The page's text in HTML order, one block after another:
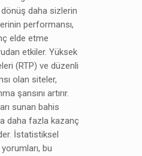
daha sizlerin
performansı,
elde etme
etkiler. Yüksek
(RTP) ve düzenli
olan siteler,
şansını artırır.
sunan bahis
daha fazla kazanç
İstatistiksel
bu